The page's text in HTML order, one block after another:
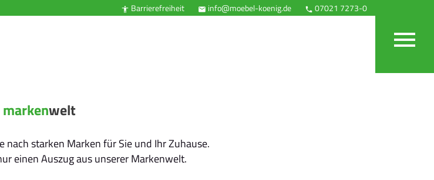
 Barrierefreiheit  info@moebel-koenig.de  07021 7273-0
markenwelt
nach starken Marken für Sie und Ihr Zuhause.
einen Auszug aus unserer Markenwelt.